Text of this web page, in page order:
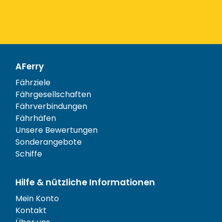
AFerry
Fährziele
Fährgesellschaften
Fährverbindungen
Fährhäfen
Unsere Bewertungen
Sonderangebote
Schiffe
Hilfe & nützliche Informationen
Mein Konto
Kontakt